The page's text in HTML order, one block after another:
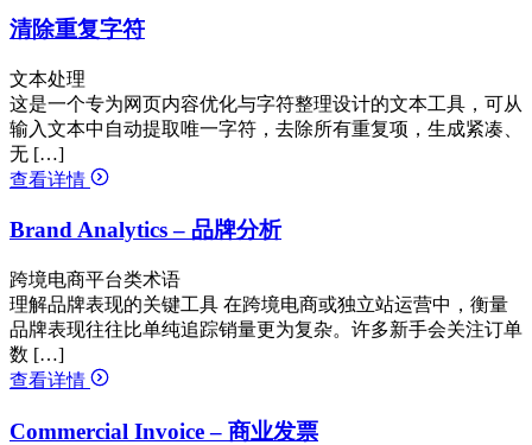
清除重复字符
文本处理
这是一个专为网页内容优化与字符整理设计的文本工具，可从
输入文本中自动提取唯一字符，去除所有重复项，生成紧凑、
无 […]
查看详情
Brand Analytics – 品牌分析
跨境电商平台类术语
理解品牌表现的关键工具 在跨境电商或独立站运营中，衡量
品牌表现往往比单纯追踪销量更为复杂。许多新手会关注订单
数 […]
查看详情
Commercial Invoice – 商业发票